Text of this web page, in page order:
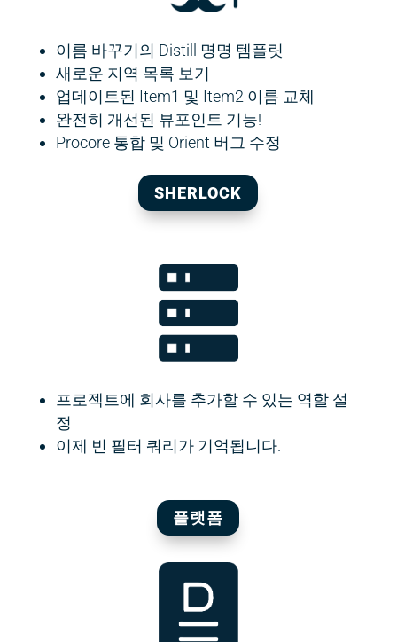
이름 바꾸기의 Distill 명명 템플릿
새로운 지역 목록 보기
업데이트된 Item1 및 Item2 이름 교체
완전히 개선된 뷰포인트 기능!
Procore 통합 및 Orient 버그 수정
SHERLOCK
프로젝트에 회사를 추가할 수 있는 역할 설
정
이제 빈 필터 쿼리가 기억됩니다.
플랫폼